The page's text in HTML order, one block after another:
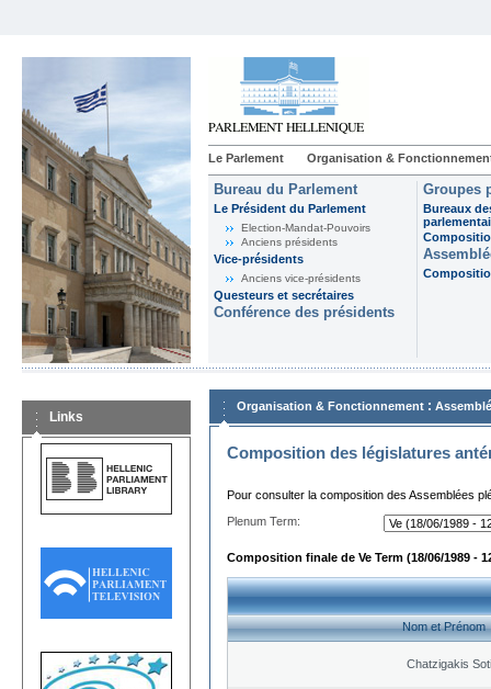
Le Parlement Organisation &
Bureau du Parlement
Le Président du Parlement
Election-Mandat-Pouvoirs
Anciens présidents
Vice-présidents
Anciens vice-présidents
Questeurs et secrétaires
Conférence des présidents
Groupes
Bureaux
Links
Organisation & Fonctionnement :
Composition des législatures
Pour consulter la composition des Assemblées
Plenum Term:
Composition finale de Ve Term (18/06/1989 -
Nom et Prénom
Chatzigakis